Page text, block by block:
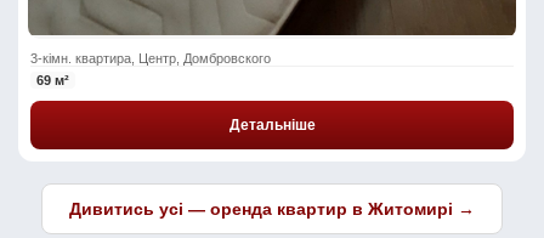
3-кімн. квартира, Центр, Домбровского
69 м²
Детальніше
Дивитись усі — оренда квартир в Житомирі →